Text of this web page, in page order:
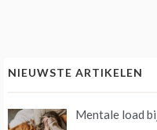
NIEUWSTE ARTIKELEN
Mentale load